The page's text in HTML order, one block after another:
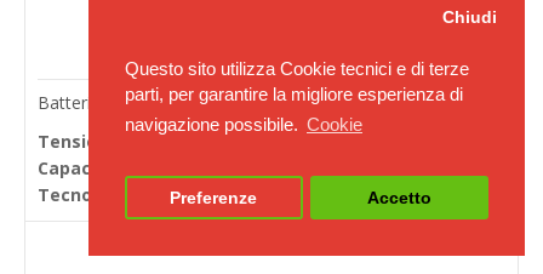
Questo sito utilizza Cookie tecnici e di terze
parti, per garantire la migliore esperienza di
navigazione possibile. Cookie
Chiudi
Preferenze Accetto
Batterie per avvitatori Makita ZT03402030
Tensione in Volts:
Capacità Ah (20h):
Tecnologia:
NiMH